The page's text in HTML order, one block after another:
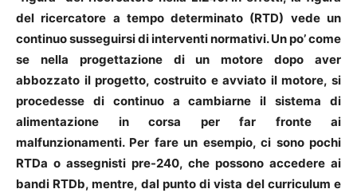
del ricercatore a tempo determinato (RTD) vede un
continuo susseguirsi di interventi normativi. Un po’ come
se nella progettazione di un motore dopo aver
abbozzato il progetto, costruito e avviato il motore, si
procedesse di continuo a cambiarne il sistema di
alimentazione in corsa per far fronte ai
malfunzionamenti. Per fare un esempio, ci sono pochi
RTDa o assegnisti pre-240, che possono accedere ai
bandi RTDb, mentre, dal punto di vista del curriculum e